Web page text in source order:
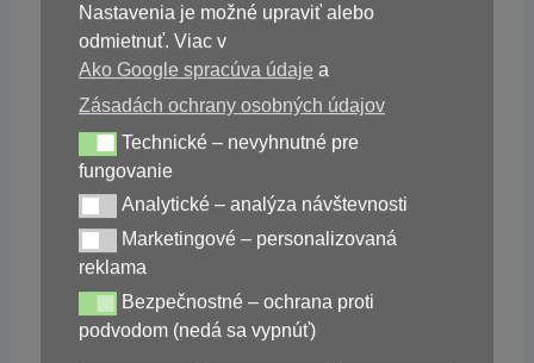
Nastavenia je možné upraviť alebo
odmietnuť. Viac v
Ako Google spracúva údaje a
Zásadách ochrany osobných údajov
Technické – nevyhnutné pre fungovanie
Technické – nevyhnutné pre
fungovanie
Analytické – analýza návštevnosti
Analytické – analýza návštevnosti
Marketingové – personalizovaná reklama
Marketingové – personalizovaná
reklama
Bezpečnostné – ochrana proti podvodom (nedá sa vypnúť)
Bezpečnostné – ochrana proti
podvodom (nedá sa vypnúť)